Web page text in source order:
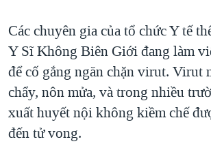
Các chuyên gia của tổ chức Y tế
Y Sĩ Không Biên Giới đang làm
để cố gắng ngăn chặn virut. Virut
chẩy, nôn mửa, và trong nhiều
xuất huyết nội không kiềm chế
đến tử vong.